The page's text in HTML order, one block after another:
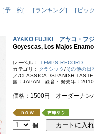
［予 約］ ［ランキング］ ［ピッ
AYAKO FUJIKI アヤコ・フ
Goyescas, Los Majos
レーベル： TEMPS RECORD
カテゴリ： クラシック/その他の日
ノ/CLASSICAL/SPANISH TASTE
国：JAPAN 録音・発売年：
価格：1500円 オーダーナン
個